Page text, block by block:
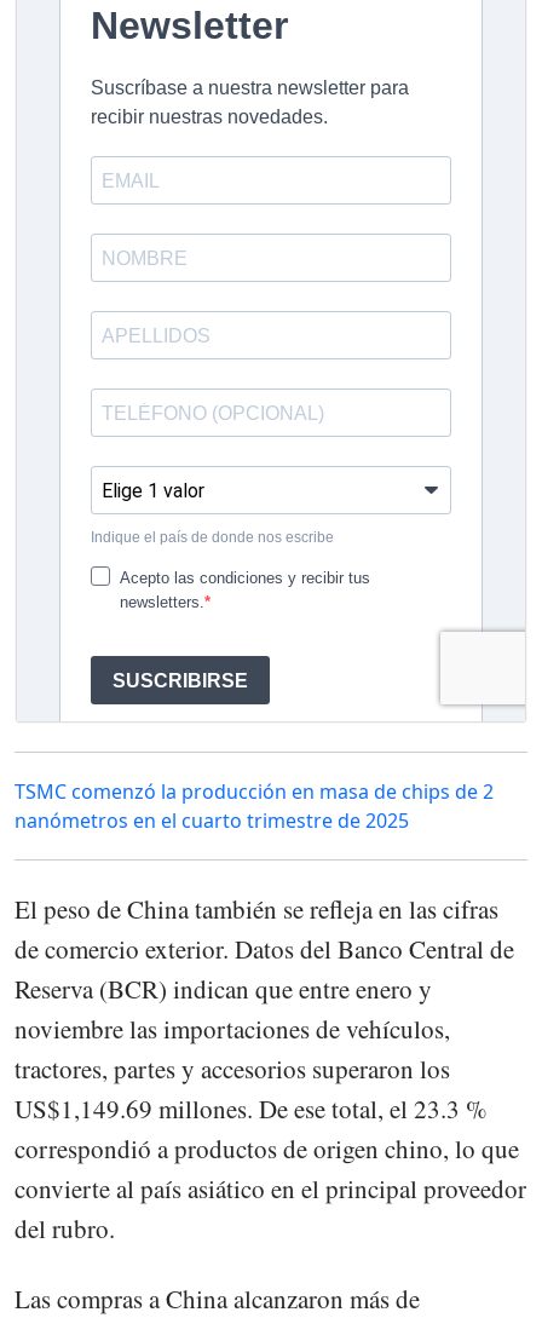
TSMC comenzó la producción en masa de chips de 2
nanómetros en el cuarto trimestre de 2025
El peso de China también se refleja en las cifras
de comercio exterior. Datos del Banco Central de
Reserva (BCR) indican que entre enero y
noviembre las importaciones de vehículos,
tractores, partes y accesorios superaron los
US$1,149.69 millones. De ese total, el 23.3 %
correspondió a productos de origen chino, lo que
convierte al país asiático en el principal proveedor
del rubro.
Las compras a China alcanzaron más de